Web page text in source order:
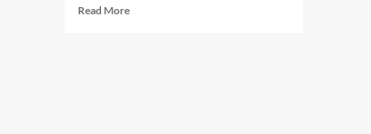
Read MoreRead